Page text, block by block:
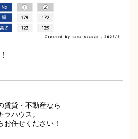
！
賃貸・不動産なら
ハウス。
任せください！